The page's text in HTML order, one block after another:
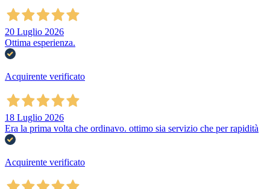
20 Luglio 2026
Ottima esperienza.
Acquirente verificato
18 Luglio 2026
Era la prima volta che ordinavo. ottimo sia servizio che per rapidità
Acquirente verificato